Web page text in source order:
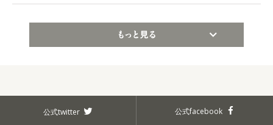
公式twitter 公式facebook